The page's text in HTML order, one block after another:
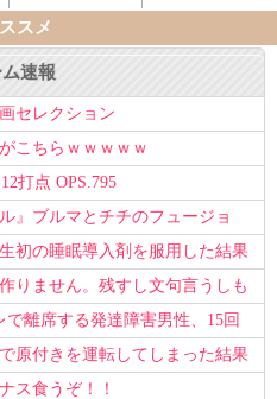
スメ
速報
セレクション
こちらｗｗｗｗｗ
打点 OPS.795
』ブルマとチチのフュージョ
初の睡眠導入剤を服用した結果
りません。残すし文句言うしも
で離席する発達障害男性、15回
原付きを運転してしまった結果
ス食うぞ！！